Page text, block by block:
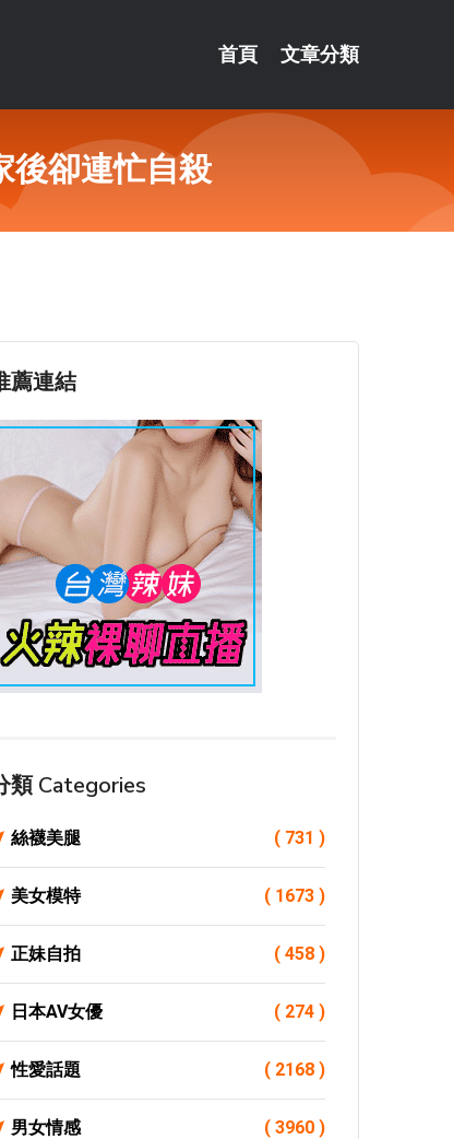
首頁 文章分類
後卻連忙自殺
薦連結
類 Categories
絲襪美腿 ( 731 )
美女模特 ( 1673 )
正妹自拍 ( 458 )
日本AV女優 ( 274 )
性愛話題 ( 2168 )
男女情感 ( 3960 )